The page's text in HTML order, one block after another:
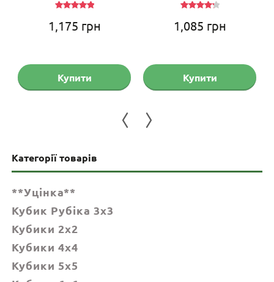
грн.
в5.00 з 5
1,175 грн
Купити
в4.33 з
5
1,085 грн
Купити
Категорії товарів
**Уцінка**
Кубик Рубіка 3x3
Кубики 2x2
Кубики 4x4
Кубики 5x5